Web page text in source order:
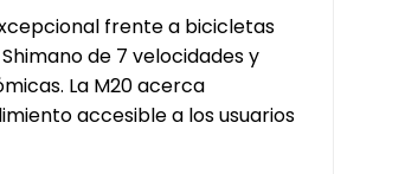
frente a bicicletas
de 7 velocidades y
La M20 acerca
accesible a los usuarios